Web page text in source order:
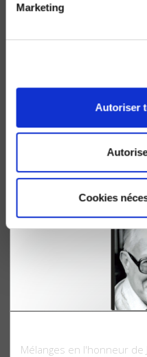
Marketing
Autoriser
Cookies
Les recompositions de
Mélanges en l'honneur de